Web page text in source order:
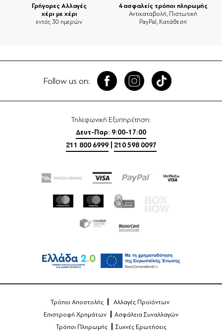
Γρήγορες Αλλαγές
χέρι με χέρι
εντός 30 ημερών
4 ασφαλείς τρόποι πληρωμής
Αντικαταβολή, Πιστωτική
PayPal, Κατάθεση
Follow us on:
Τηλεφωνική Εξυπηρέτηση:
Δευτ-Παρ: 9:00-17:00
211 800 6999
210 598 0097
Τρόποι Αποστολής
Αλλαγές Προϊόντων
Επιστροφή Χρημάτων
Ασφάλεια Συναλλαγών
Τρόποι Πληρωμής
Συχνές Ερωτήσεις